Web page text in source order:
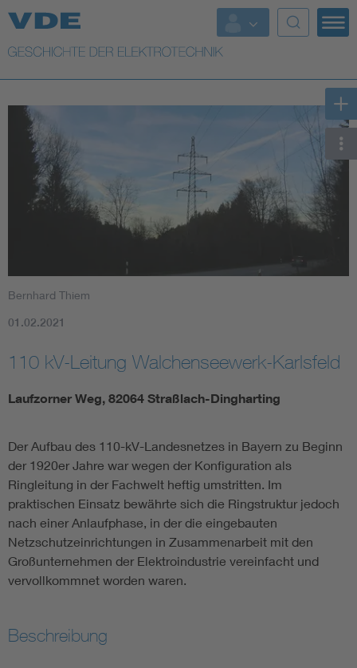
Top Themen
Weitere Themen
Bernhard Thiem
01.02.2021
110 kV-Leitung Walchenseewerk-Karlsfeld
Laufzorner Weg, 82064 Straßlach-Dingharting
Der Aufbau des 110-kV-Landesnetzes in Bayern zu Beginn
der 1920er Jahre war wegen der Konfiguration als
Ringleitung in der Fachwelt heftig umstritten. Im
praktischen Einsatz bewährte sich die Ringstruktur jedoch
nach einer Anlaufphase, in der die eingebauten
Netzschutzeinrichtungen in Zusammenarbeit mit den
Großunternehmen der Elektroindustrie vereinfacht und
vervollkommnet worden waren.
Beschreibung